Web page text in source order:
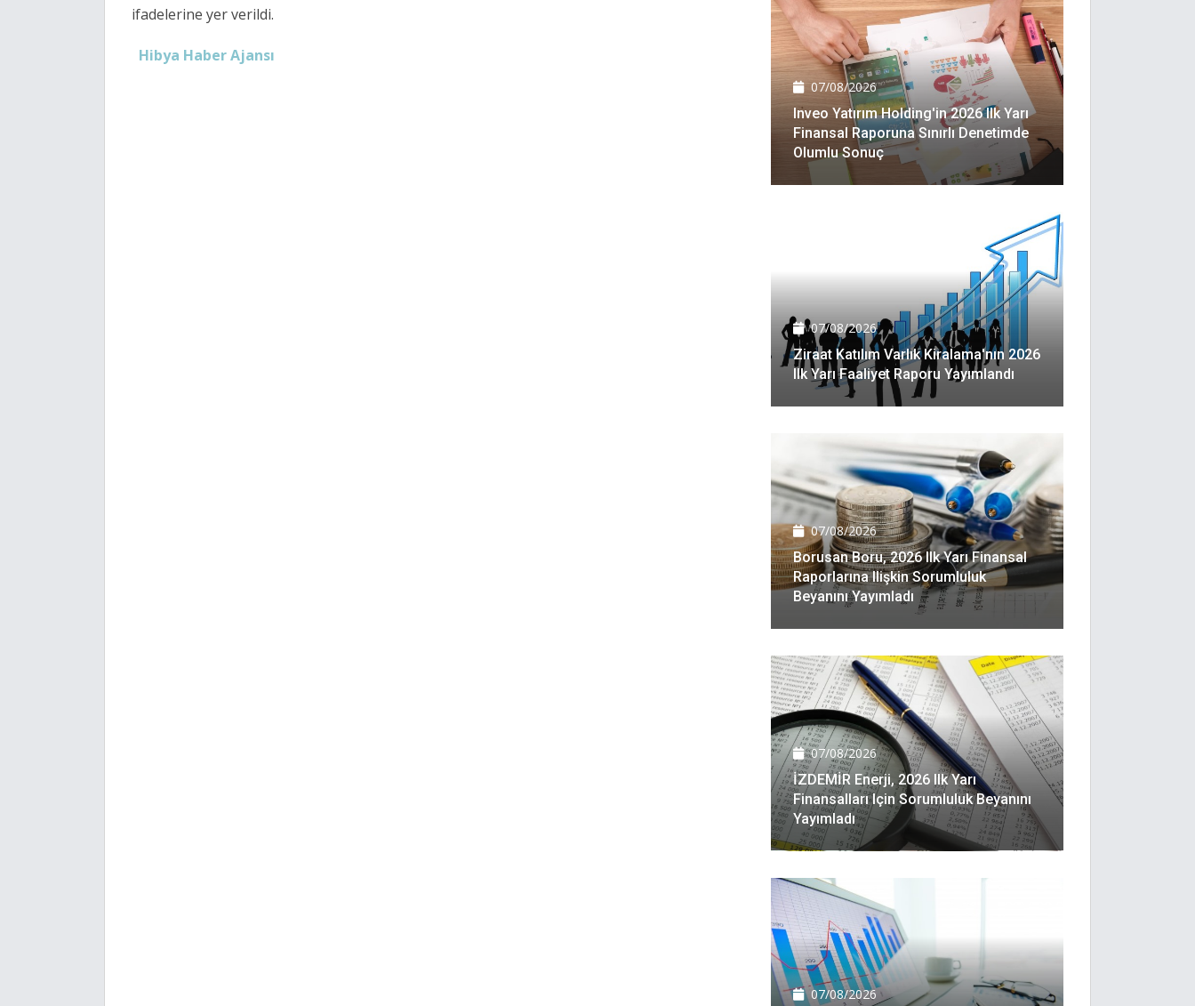
ifadelerine yer verildi.
Hibya Haber Ajansı
07/08/2026
Inveo Yatırım Holding'in 2026 Ilk Yarı
Finansal Raporuna Sınırlı Denetimde
Olumlu Sonuç
07/08/2026
Ziraat Katılım Varlık Kiralama'nın 2026
Ilk Yarı Faaliyet Raporu Yayımlandı
07/08/2026
Borusan Boru, 2026 Ilk Yarı Finansal
Raporlarına Ilişkin Sorumluluk
Beyanını Yayımladı
07/08/2026
İZDEMİR Enerji, 2026 Ilk Yarı
Finansalları Için Sorumluluk Beyanını
Yayımladı
07/08/2026